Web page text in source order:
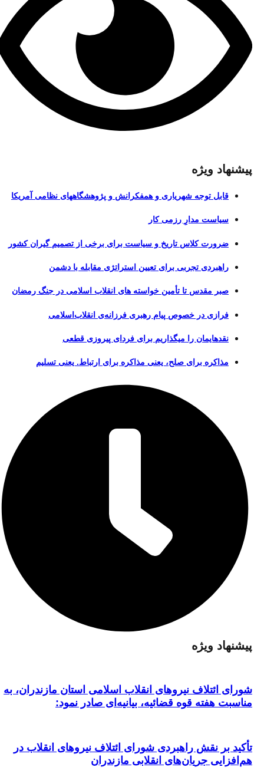
پیشنهاد ویژه
قابل توجه شهریاری و همفکرانش و پژوهشگاههای نظامی آمریکا
سیاست مدارِ رزمی کار
ضرورت کلاس تاریخ و سیاست برای برخی از تصمیم گیران کشور
راهبردی تجربی برای تعیین استراتژی مقابله با دشمن
صبر مقدس تا تأمین خواسته های انقلاب اسلامی در جنگ رمضان
فرازی در خصوص پیام رهبری فرزانه‌ی انقلاب‌اسلامی
نقدهایمان را میگذاریم برای فردای پیروزی قطعی
مذاکره برای صلح، یعنی مذاکره برای ارتباط. یعنی تسلیم
پیشنهاد ویژه
شورای ائتلاف نیروهای انقلاب اسلامی استان مازندران، به
مناسبت هفته قوه قضائیه، بیانیه‌ای صادر نمود:
تأکید بر نقش راهبردی شورای ائتلاف نیروهای انقلاب در
هم‌افزایی جریان‌های انقلابی مازندران